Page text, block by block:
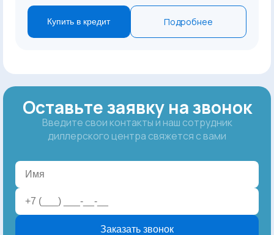
Купить в кредит Подробнее
Оставьте заявку на звонок
Введите свои контакты и наш сотрудник
диллерского центра свяжется с вами
Заказать звонок